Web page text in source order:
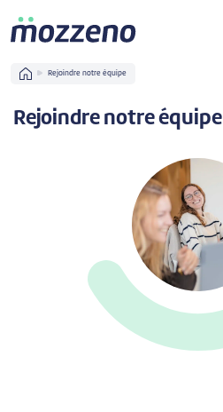
Home
Rejoindre notre équipe
Rejoindre notre équipe